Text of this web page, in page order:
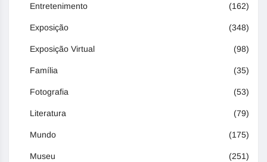
Entretenimento (162)
Exposição (348)
Exposição Virtual (98)
Família (35)
Fotografia (53)
Literatura (79)
Mundo (175)
Museu (251)